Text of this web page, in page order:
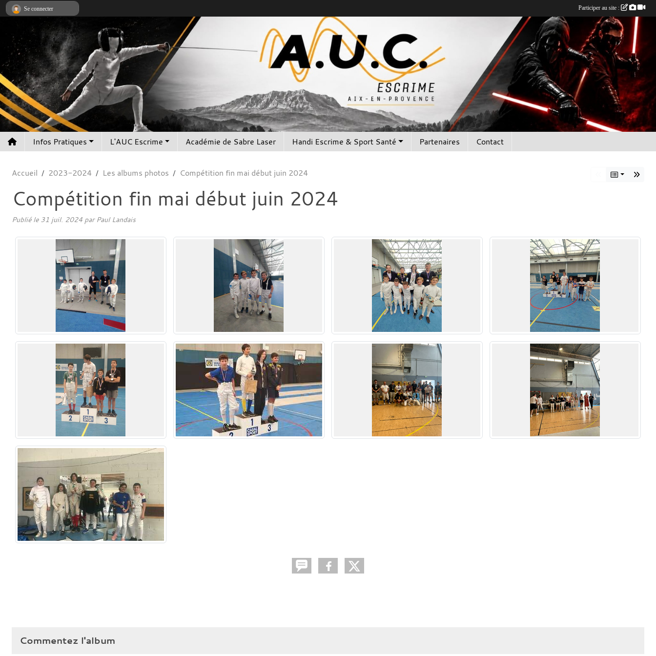
Infos Pratiques L'AUC Escrime Académie de Sabre Laser Handi Escrime & Sport Santé Partenaires Contact
Accueil 2023-2024 Les albums photos Compétition fin mai début juin 2024
Compétition fin mai début juin 2024
Publié le 31 juil. 2024 par Paul Landais
Commentez l'album
Se connecter Participer au site :
Panneau de gestion des cookies